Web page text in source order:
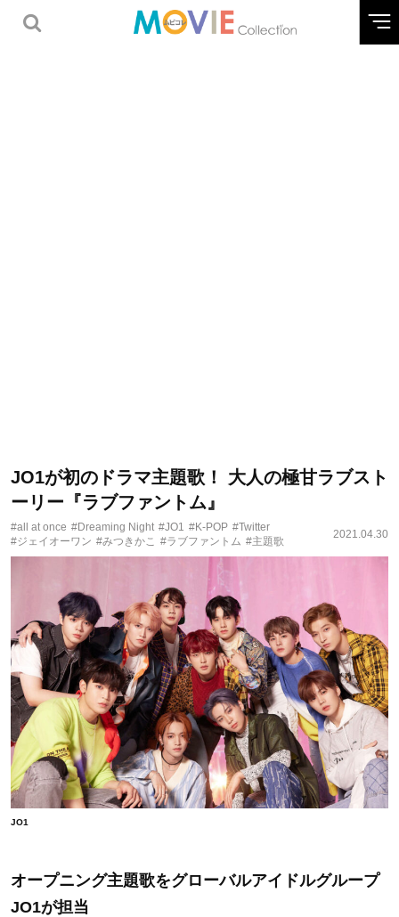
JO1が初のドラマ主題歌！ 大人の極甘ラブスト
ーリー『ラブファントム』
#all at once #Dreaming Night #JO1 #K-POP #Twitter
#ジェイオーワン #みつきかこ #ラブファントム #主題歌
2021.04.30
JO1
オープニング主題歌をグローバルアイドルグループ
JO1が担当